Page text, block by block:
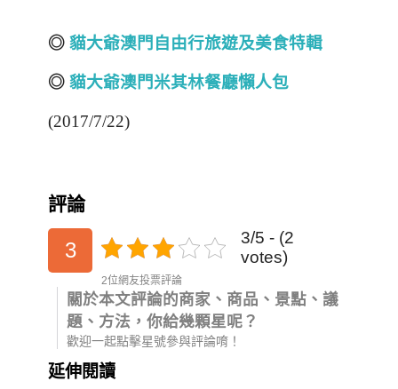
◎ 貓大爺澳門自由行旅遊及美食特輯
◎ 貓大爺澳門米其林餐廳懶人包
(2017/7/22)
評論
3
3/5 - (2
votes)
2位網友投票評論
關於本文評論的商家、商品、景點、議
題、方法，你給幾顆星呢？
歡迎一起點擊星號參與評論唷！
延伸閱讀